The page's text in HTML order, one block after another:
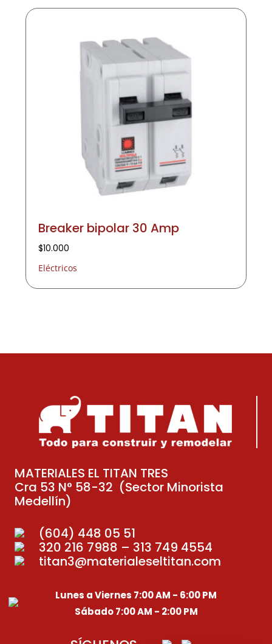
Breaker bipolar 30 Amp
$10.000
Eléctricos
MATERIALES EL TITAN TRES
Cra 53 N° 58-32 (Sector Minorista
Medellín)
(604) 448 05 51
320 216 7988 – 313 749 4554
titan3@materialeseltitan.com
Lunes a Viernes 7:00 AM - 6:00 PM
Sábado 7:00 AM - 2:00 PM